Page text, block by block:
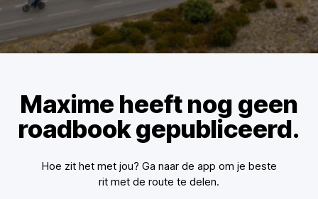
Maxime heeft nog geen
roadbook gepubliceerd.
Hoe zit het met jou? Ga naar de app om je beste
rit met de route te delen.